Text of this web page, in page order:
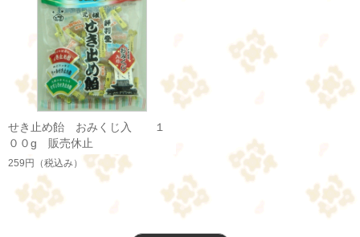
せき止め飴 おみくじ入 １
００g 販売休止
259円 （税込み）